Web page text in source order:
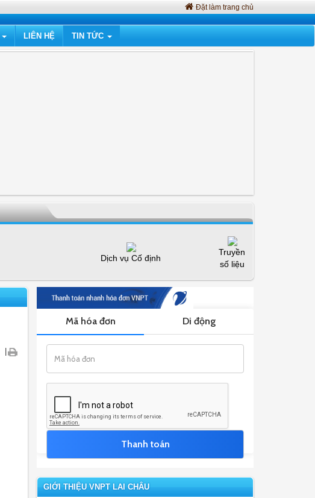
Đặt làm trang chủ
LIÊN HỆ TIN TỨC
Dịch vụ Cố định
Truyền
số liệu
GIỚI THIỆU VNPT LAI CHÂU